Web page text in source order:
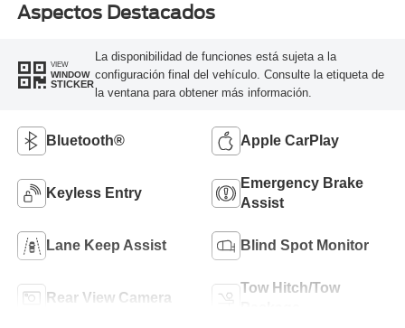
Aspectos Destacados
VIEW
WINDOW
STICKER
La disponibilidad de funciones está sujeta a la
configuración final del vehículo. Consulte la etiqueta de
la ventana para obtener más información.
Bluetooth® Apple CarPlay
Keyless Entry
Emergency Brake
Assist
Lane Keep Assist Blind Spot Monitor
Rear View Camera
Tow Hitch/Tow